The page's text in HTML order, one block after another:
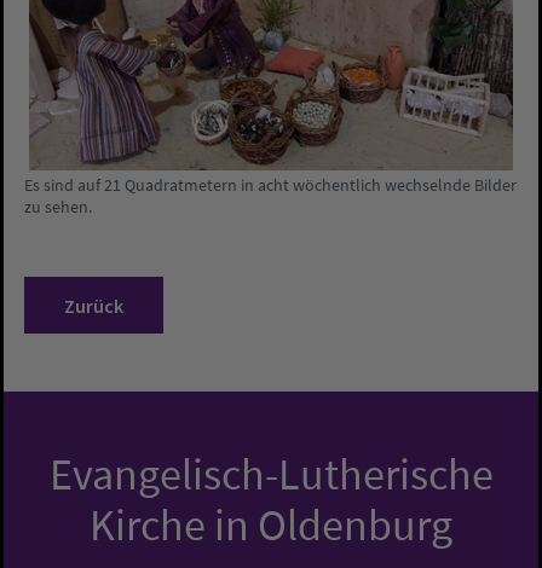
Es sind auf 21 Quadratmetern in acht wöchentlich wechselnde Bilder
zu sehen.
Zurück
Evangelisch-Lutherische
Kirche in Oldenburg